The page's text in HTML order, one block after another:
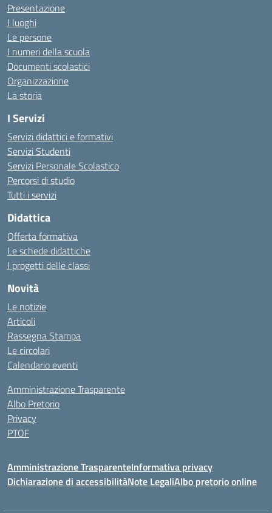
Presentazione
I luoghi
Le persone
I numeri della scuola
Documenti scolastici
Organizzazione
La storia
I Servizi
Servizi didattici e formativi
Servizi Studenti
Servizi Personale Scolastico
Percorsi di studio
Tutti i servizi
Didattica
Offerta formativa
Le schede didattiche
I progetti delle classi
Novità
Le notizie
Articoli
Rassegna Stampa
Le circolari
Calendario eventi
Amministrazione Trasparente
Albo Pretorio
Privacy
PTOF
Amministrazione TrasparenteInformativa privacy
Dichiarazione di accessibilitàNote LegaliAlbo pretorio online